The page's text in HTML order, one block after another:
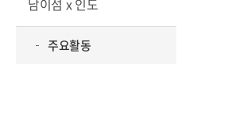
남이섬 x 인도
주요활동